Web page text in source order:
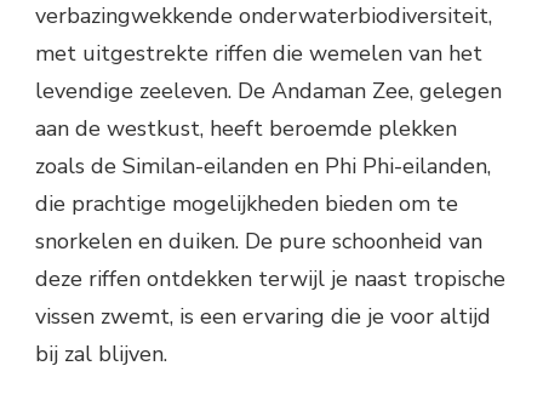
verbazingwekkende onderwaterbiodiversiteit,
met uitgestrekte riffen die wemelen van het
levendige zeeleven. De Andaman Zee, gelegen
aan de westkust, heeft beroemde plekken
zoals de Similan-eilanden en Phi Phi-eilanden,
die prachtige mogelijkheden bieden om te
snorkelen en duiken. De pure schoonheid van
deze riffen ontdekken terwijl je naast tropische
vissen zwemt, is een ervaring die je voor altijd
bij zal blijven.